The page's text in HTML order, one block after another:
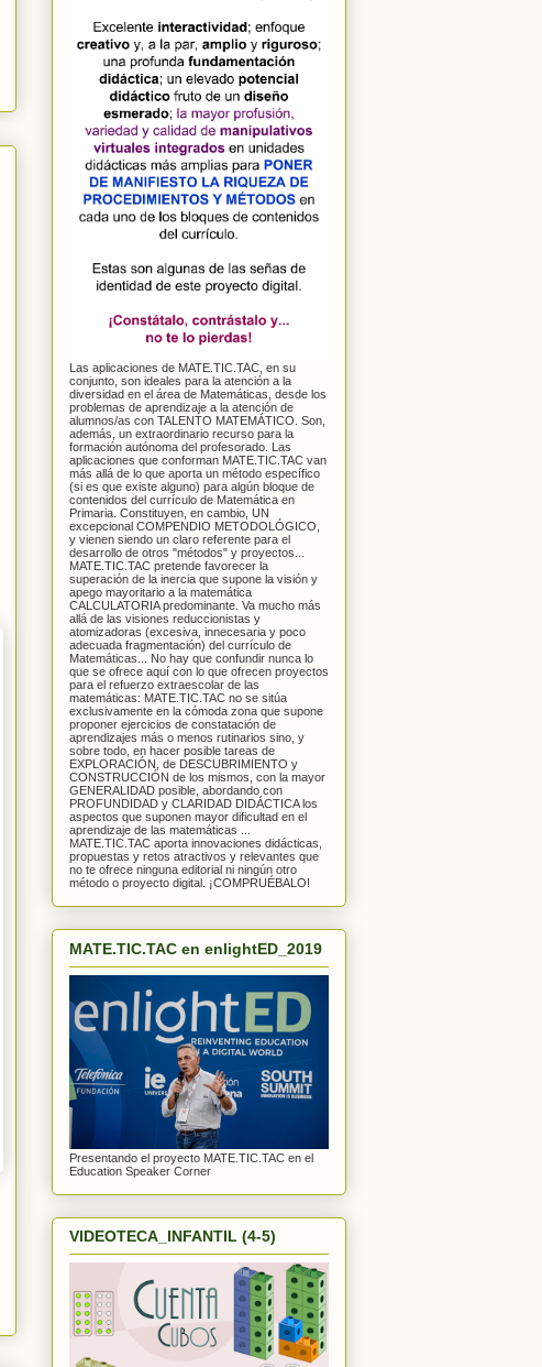
Las aplicaciones de MATE.TIC.TAC, en su
conjunto, son ideales para la atención a la
diversidad en el área de Matemáticas, desde los
problemas de aprendizaje a la atención de
alumnos/as con TALENTO MATEMÁTICO. Son,
además, un extraordinario recurso para la
formación autónoma del profesorado. Las
aplicaciones que conforman MATE.TIC.TAC van
más allá de lo que aporta un método específico
(si es que existe alguno) para algún bloque de
contenidos del currículo de Matemática en
Primaria. Constituyen, en cambio, UN
excepcional COMPENDIO METODOLÓGICO,
y vienen siendo un claro referente para el
desarrollo de otros "métodos" y proyectos...
MATE.TIC.TAC pretende favorecer la
superación de la inercia que supone la visión y
apego mayoritario a la matemática
CALCULATORIA predominante. Va mucho más
allá de las visiones reduccionistas y
atomizadoras (excesiva, innecesaria y poco
adecuada fragmentación) del currículo de
Matemáticas... No hay que confundir nunca lo
que se ofrece aquí con lo que ofrecen proyectos
para el refuerzo extraescolar de las
matemáticas: MATE.TIC.TAC no se sitúa
exclusivamente en la cómoda zona que supone
proponer ejercicios de constatación de
aprendizajes más o menos rutinarios sino, y
sobre todo, en hacer posible tareas de
EXPLORACIÓN, de DESCUBRIMIENTO y
CONSTRUCCIÓN de los mismos, con la mayor
GENERALIDAD posible, abordando con
PROFUNDIDAD y CLARIDAD DIDÁCTICA los
aspectos que suponen mayor dificultad en el
aprendizaje de las matemáticas ...
MATE.TIC.TAC aporta innovaciones didácticas,
propuestas y retos atractivos y relevantes que
no te ofrece ninguna editorial ni ningún otro
método o proyecto digital. ¡COMPRUÉBALO!
MATE.TIC.TAC en enlightED_2019
Presentando el proyecto MATE.TIC.TAC en el
Education Speaker Corner
VIDEOTECA_INFANTIL (4-5)